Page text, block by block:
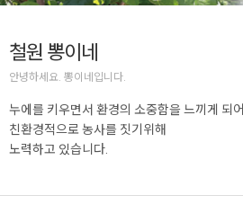
철원 뽕이네
안녕하세요. 뽕이네입니다.
누에를 키우면서 환경의 소중함을 느끼게 되어
친환경적으로 농사를 짓기위해
노력하고 있습니다.